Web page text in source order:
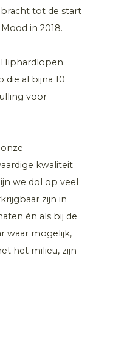
tot de start
in 2018.
al bijna 10
voor
kwaliteit
we dol op veel
zijn in
én als bij de
waar mogelijk,
het milieu, zijn